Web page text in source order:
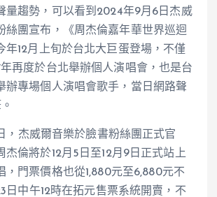
量趨勢，可以看到2024年9月6日杰威
絲團宣布，《周杰倫嘉年華世界巡迴
年12月上旬於台北大巨蛋登場，不僅
再度於台北舉辦個人演唱會，也是台
辦專場個人演唱會歌手，當日網路聲
，杰威爾音樂於臉書粉絲團正式官
杰倫將於12月5日至12月9日正式站上
，門票價格也從1,880元至6,880元不
日中午12時在拓元售票系統開賣，不